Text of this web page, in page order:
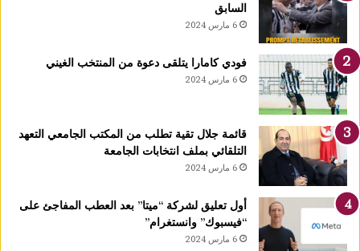
السابق
6 مارس 2024
فودي كامارا يتلقى دعوة من المنتخب الغيني
6 مارس 2024
قائمة جلال تقية تطلب من المكتب الجامعي التعهد
التلقائي بملف انتخابات الجامعة
6 مارس 2024
أول تعليق لشركة “ميتا” بعد العطب المفاجئ على
“فيسبوك” وانستغرام”
6 مارس 2024